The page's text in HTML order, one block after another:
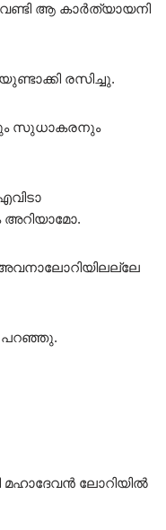
ആ കാർത്യായനി
രസിച്ചു.
സുധാകരനും
അറിയാമോ.
പറഞ്ഞു.
മഹാദേവൻ ലോറിയിൽ